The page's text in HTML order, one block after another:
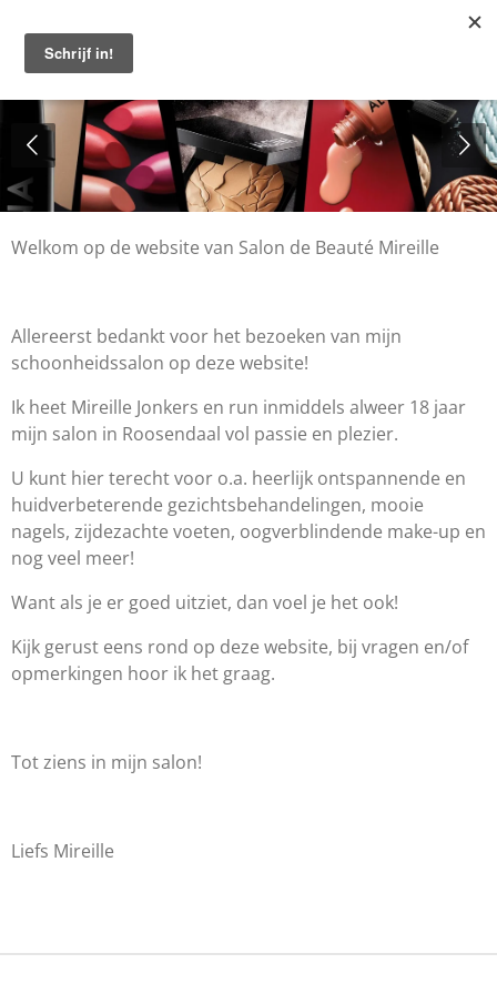
direct
naar
de
hoofdinhoud
Welkom op de website van Salon de Beauté Mireille
Allereerst bedankt voor het bezoeken van mijn
schoonheidssalon op deze website!
Ik heet Mireille Jonkers en run inmiddels alweer 18 jaar
mijn salon in Roosendaal vol passie en plezier.
U kunt hier terecht voor o.a. heerlijk ontspannende en
huidverbeterende gezichtsbehandelingen, mooie
nagels, zijdezachte voeten, oogverblindende make-up en
nog veel meer!
Want als je er goed uitziet, dan voel je het ook!
Kijk gerust eens rond op deze website, bij vragen en/of
opmerkingen hoor ik het graag.
Tot ziens in mijn salon!
Liefs Mireille